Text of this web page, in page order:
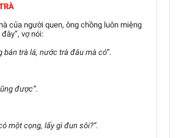
của người quen, ông chồng luôn miệng
vợ nói:
bán trà lá, nước trà đâu mà có”.
được”.
một cọng, lấy gì đun sôi?”.